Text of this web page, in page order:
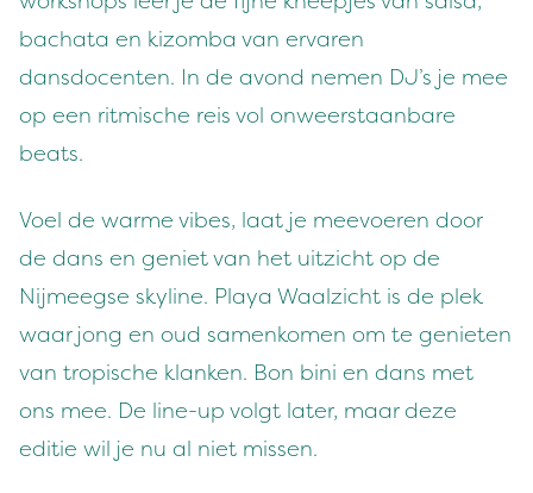
bachata en kizomba van ervaren
dansdocenten. In de avond nemen DJ’s je mee
op een ritmische reis vol onweerstaanbare
beats.
Voel de warme vibes, laat je meevoeren door
de dans en geniet van het uitzicht op de
Nijmeegse skyline. Playa Waalzicht is de plek
waar jong en oud samenkomen om te genieten
van tropische klanken. Bon bini en dans met
ons mee. De line-up volgt later, maar deze
editie wil je nu al niet missen.